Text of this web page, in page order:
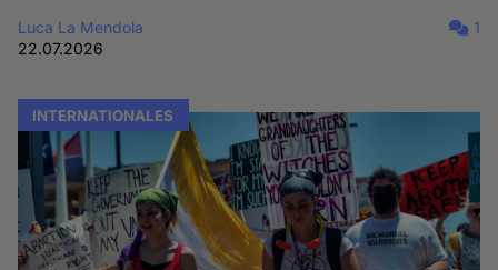
Luca La Mendola
22.07.2026
1
INTERNATIONALES